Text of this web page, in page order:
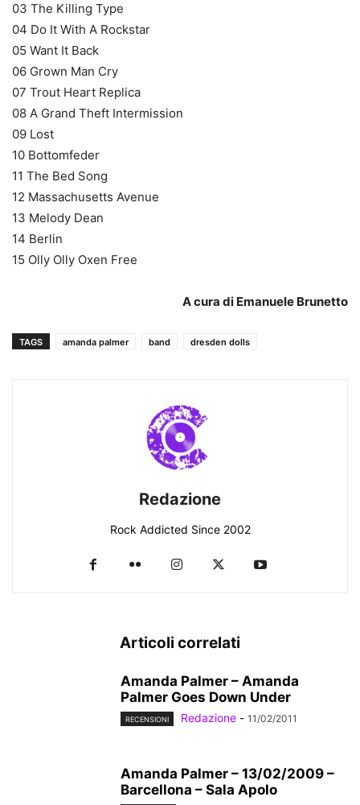
03 The Killing Type
04 Do It With A Rockstar
05 Want It Back
06 Grown Man Cry
07 Trout Heart Replica
08 A Grand Theft Intermission
09 Lost
10 Bottomfeder
11 The Bed Song
12 Massachusetts Avenue
13 Melody Dean
14 Berlin
15 Olly Olly Oxen Free
A cura di Emanuele Brunetto
TAGS amanda palmer band dresden dolls
Redazione
Rock Addicted Since 2002
Articoli correlati
Amanda Palmer – Amanda
Palmer Goes Down Under
RECENSIONI Redazione - 11/02/2011
Amanda Palmer – 13/02/2009 –
Barcellona – Sala Apolo